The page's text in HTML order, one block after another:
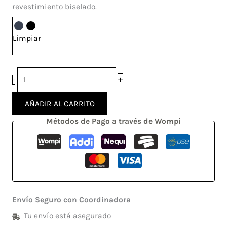
revestimiento biselado.
Limpiar
- +
AÑADIR AL CARRITO
Métodos de Pago a través de Wompi
Envío Seguro con Coordinadora
Tu envío está asegurado